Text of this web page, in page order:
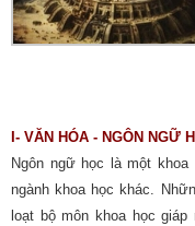
I- VĂN HÓA - NGÔN NGỮ
Ngôn ngữ học là một
ngành khoa học khác.
loạt bộ môn khoa học